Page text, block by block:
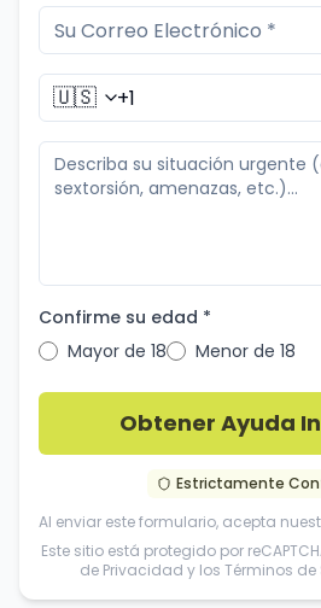
🇺🇸
Confirme su edad *
Mayor de 18
Menor de 18
Obtener Ayuda
Estrictamente
Al enviar este formulario, acepta
Este sitio está protegido por
de Privacidad y los Términos de